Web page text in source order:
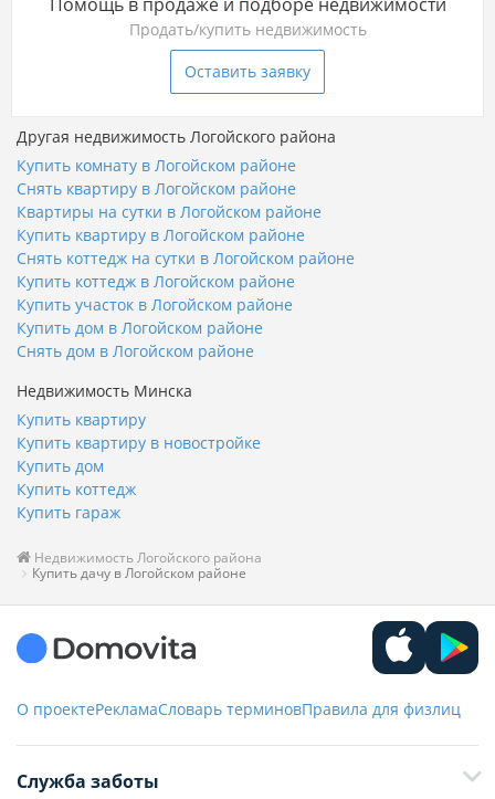
Продать/купить недвижимость
Оставить заявку
Другая недвижимость Логойского района
Купить комнату в Логойском районе
Снять квартиру в Логойском районе
Квартиры на сутки в Логойском районе
Купить квартиру в Логойском районе
Снять коттедж на сутки в Логойском районе
Купить коттедж в Логойском районе
Купить участок в Логойском районе
Купить дом в Логойском районе
Снять дом в Логойском районе
Недвижимость Минска
Купить квартиру
Купить квартиру в новостройке
Купить дом
Купить коттедж
Купить гараж
Недвижимость Логойского района
Купить дачу в Логойском районе
О проектеРекламаСловарь терминовПравила для физлиц
Служба заботы